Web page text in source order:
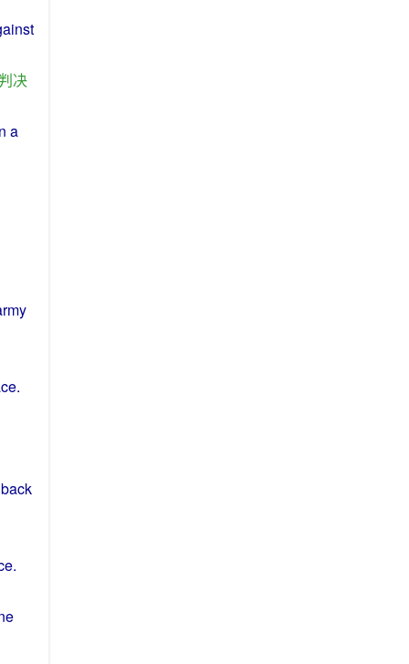
决
a
.
back
.